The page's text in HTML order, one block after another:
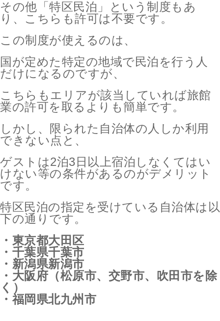
その他「特区民泊」という制度もあ
り、こちらも許可は不要です。
この制度が使えるのは、
国が定めた特定の地域で民泊を行う人
だけになるのですが、
こちらもエリアが該当していれば旅館
業の許可を取るよりも簡単です。
しかし、限られた自治体の人しか利用
できない点と、
ゲストは2泊3日以上宿泊しなくてはい
けない等の条件があるのがデメリット
です。
特区民泊の指定を受けている自治体は以
下の通りです。
・東京都大田区
・千葉県千葉市
・新潟県新潟市
・大阪府（松原市、交野市、吹田市を除
く）
・福岡県北九州市